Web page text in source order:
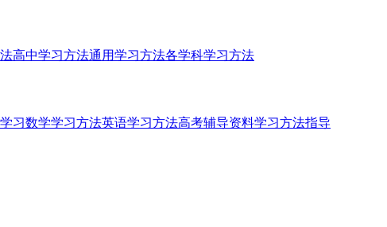
高中学习方法通用学习方法各学科学习方法
习数学学习方法英语学习方法高考辅导资料学习方法指导